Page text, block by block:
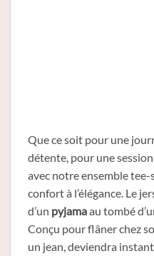
Que ce soit pour une
détente, pour une
avec notre ensemble
confort à l’élégance. Le
d’un pyjamaau tombé
Conçu pour flâner chez
un jean, deviendra